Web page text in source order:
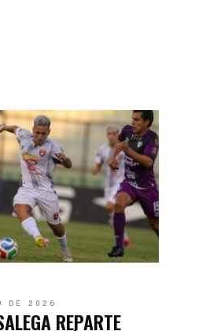
DE 2026
REPARTE